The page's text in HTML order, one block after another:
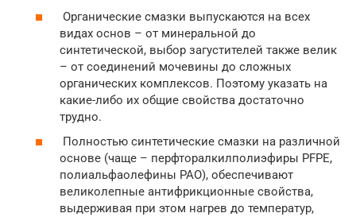
Органические смазки выпускаются на всех
видах основ – от минеральной до
синтетической, выбор загустителей также велик
– от соединений мочевины до сложных
органических комплексов. Поэтому указать на
какие-либо их общие свойства достаточно
трудно.
Полностью синтетические смазки на различной
основе (чаще – перфторалкилполиэфиры PFPE,
полиальфаолефины PAO), обеспечивают
великолепные антифрикционные свойства,
выдерживая при этом нагрев до температур,